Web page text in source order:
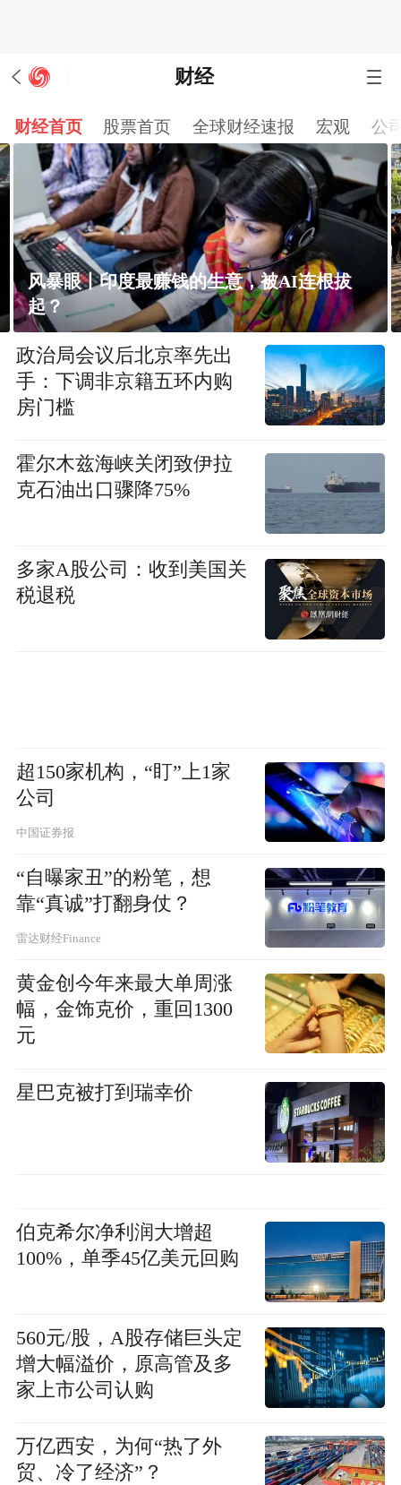
财经
财经首页 股票首页 全球财经速报 宏观 公
风暴眼丨印度最赚钱的生意，被AI连根拔
起？
政治局会议后北京率先出
手：下调非京籍五环内购
房门槛
霍尔木兹海峡关闭致伊拉
克石油出口骤降75%
多家A股公司：收到美国关
税退税
超150家机构，“盯”上1家
公司
中国证券报
“自曝家丑”的粉笔，想
靠“真诚”打翻身仗？
雷达财经Finance
黄金创今年来最大单周涨
幅，金饰克价，重回1300
元
星巴克被打到瑞幸价
伯克希尔净利润大增超
100%，单季45亿美元回购
560元/股，A股存储巨头定
增大幅溢价，原高管及多
家上市公司认购
万亿西安，为何“热了外
贸、冷了经济”？